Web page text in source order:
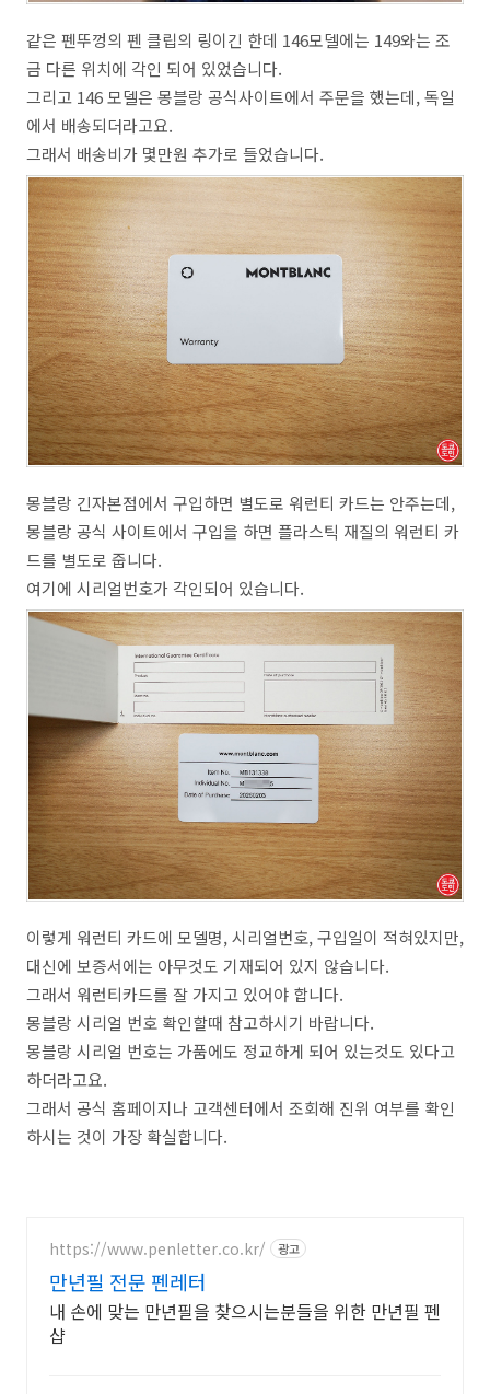
같은 펜뚜껑의 펜 클립의 링이긴 한데 146모델에는 149와는 조
금 다른 위치에 각인 되어 있었습니다.
그리고 146 모델은 몽블랑 공식사이트에서 주문을 했는데, 독일
에서 배송되더라고요.
그래서 배송비가 몇만원 추가로 들었습니다.
몽블랑 긴자본점에서 구입하면 별도로 워런티 카드는 안주는데,
몽블랑 공식 사이트에서 구입을 하면 플라스틱 재질의 워런티 카
드를 별도로 줍니다.
여기에 시리얼번호가 각인되어 있습니다.
이렇게 워런티 카드에 모델명, 시리얼번호, 구입일이 적혀있지만,
대신에 보증서에는 아무것도 기재되어 있지 않습니다.
그래서 워런티카드를 잘 가지고 있어야 합니다.
몽블랑 시리얼 번호 확인할때 참고하시기 바랍니다.
몽블랑 시리얼 번호는 가품에도 정교하게 되어 있는것도 있다고
하더라고요.
그래서 공식 홈페이지나 고객센터에서 조회해 진위 여부를 확인
하시는 것이 가장 확실합니다.
https://www.penletter.co.kr/ 광고
만년필 전문 펜레터
내 손에 맞는 만년필을 찾으시는분들을 위한 만년필 펜
샵